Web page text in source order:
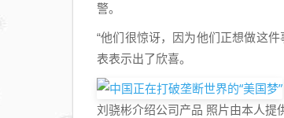
警。
“他们很惊讶，因为他们正想做这
表表示出了欣喜。
刘骁彬介绍公司产品 照片由本人提